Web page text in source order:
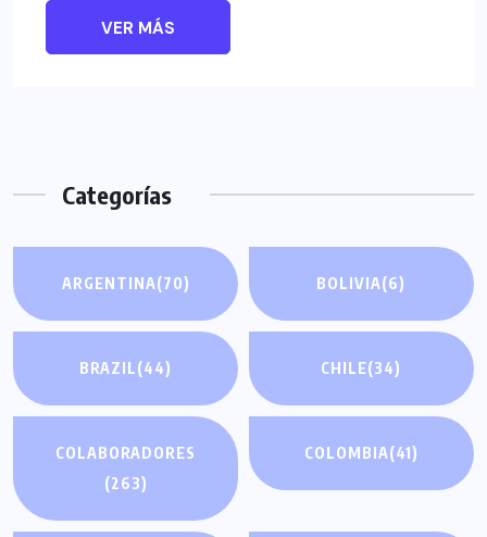
VER MÁS
Categorías
ARGENTINA(70) BOLIVIA(6)
BRAZIL(44) CHILE(34)
COLABORADORES
(263)
COLOMBIA(41)